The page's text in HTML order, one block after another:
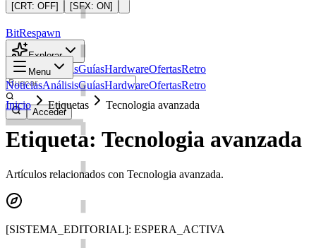
[CRT: OFF] [SFX: ON]
BitRespawn
Explorar
NoticiasAnálisisGuíasHardwareOfertasRetro
Acceder
Menu
NoticiasAnálisisGuíasHardwareOfertasRetro
Inicio
Etiquetas Tecnologia avanzada
Etiqueta: Tecnologia avanzada
Artículos relacionados con Tecnologia avanzada.
[SISTEMA_EDITORIAL]: ESPERA_ACTIVA